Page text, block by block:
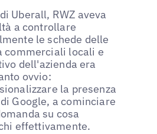
Uberall, RWZ aveva
a controllare
le schede delle
commerciali locali e
dell'azienda era
ovvio:
la presenza
Google, a cominciare
su cosa
effettivamente.